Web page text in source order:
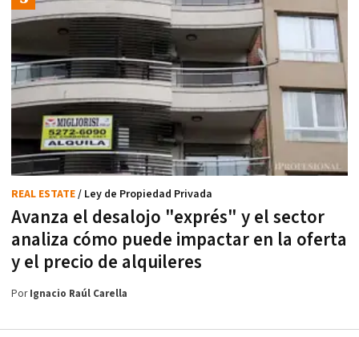
Avanza el desalojo "exprés" y el sector
analiza cómo puede impactar en la oferta
y el precio de alquileres
REAL ESTATE/ Ley de Propiedad Privada
PorIgnacio Raúl Carella